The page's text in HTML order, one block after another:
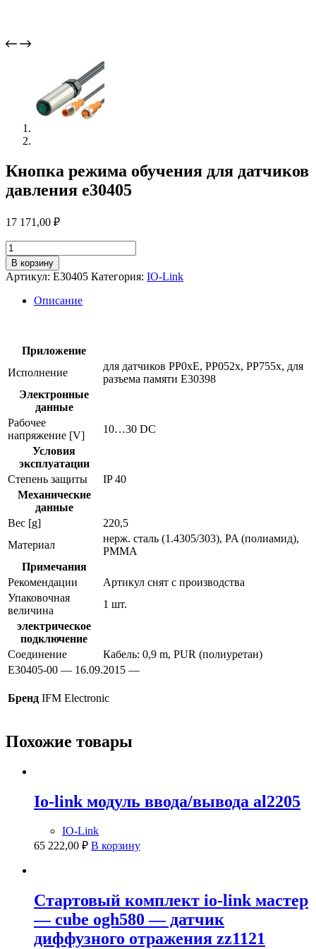
Кнопка режима обучения для датчиков
давления e30405
17 171,00 ₽
Количество
товара
Кнопка
режима
обучения
e30405
В корзину
Артикул: E30405 Категория: IO-Link
Описание
Приложение
Исполнение
для датчиков PP0xE, PP052x, PP755x, для
разъема памяти E30398
Электронные
данные
Рабочее
напряжение [V]
10…30 DC
Условия
эксплуатации
Степень защиты
IP 40
Механические
данные
Вес [g]
220,5
Материал
нерж. сталь (1.4305/303), PA (полиамид),
PMMA
Примечания
Рекомендации
Артикул снят с производства
Упаковочная
величина
1 шт.
электрическое
подключение
Соединение
Кабель: 0,9 m, PUR (полиуретан)
E30405-00 — 16.09.2015 —
Бренд IFM Electronic
Похожие товары
Io-link модуль ввода/вывода al2205
IO-Link
65 222,00 ₽ В корзину
Стартовый комплект io-link мастер
— cube ogh580 — датчик
диффузного отражения zz1121